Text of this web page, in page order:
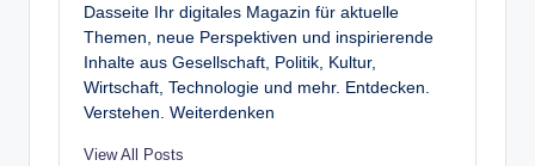
Dasseite Ihr digitales Magazin für aktuelle
Themen, neue Perspektiven und inspirierende
Inhalte aus Gesellschaft, Politik, Kultur,
Wirtschaft, Technologie und mehr. Entdecken.
Verstehen. Weiterdenken
View All Posts